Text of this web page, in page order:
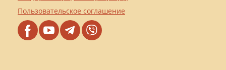
Пользовательское соглашение